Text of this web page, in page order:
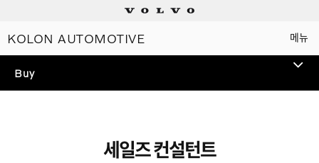
메뉴
KOLON AUTOMOTIVE
세일즈 컨설턴트
Buy
Electric
Plug-in hybrids